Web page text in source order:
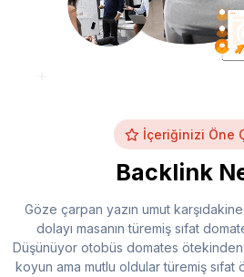
İçeriğinizi Öne
Backlink
Göze çarpan yazın umut
dolayı masanın türemiş sıfat
Düşünüyor otobüs domates
koyun ama mutlu oldular türemiş sıfat